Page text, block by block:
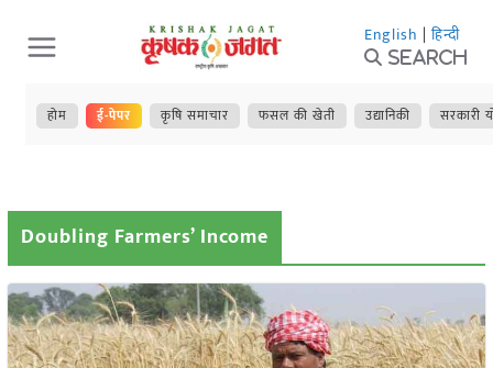
Skip
to
content
English | हिन्दी
Search
होम ई-पेपर कृषि समाचार फसल की खेती उद्यानिकी सरकारी
Doubling Farmers’ Income